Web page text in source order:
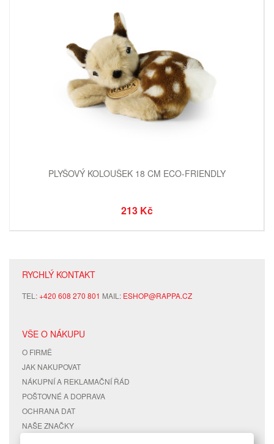
PLYŠOVÝ KOLOUŠEK 18 CM ECO-FRIENDLY
213 Kč
RYCHLÝ KONTAKT
TEL:+420 608 270 801 MAIL: ESHOP@RAPPA.CZ
VŠE O NÁKUPU
O FIRMĚ
JAK NAKUPOVAT
NÁKUPNÍ A REKLAMAČNÍ ŘÁD
POŠTOVNÉ A DOPRAVA
OCHRANA DAT
NAŠE ZNAČKY